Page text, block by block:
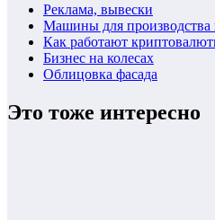
Реклама, вывески
Машины для производства
Как работают
Бизнес на колесах
Облицовка фасада
Это тоже интересно